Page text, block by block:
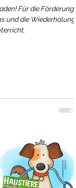
Für die Förderung
und die Wiederholung